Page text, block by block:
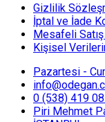
Gizlilik
İptal ve İade
Mesafeli
Kişisel
Pazartesi -
0 (538) 419
Piri Mehmet